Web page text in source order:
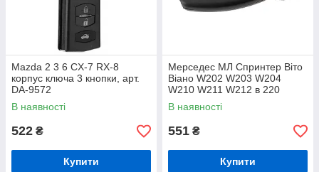
Mazda 2 3 6 CX-7 RX-8
корпус ключа 3 кнопки, арт.
DA-9572
В наявності
522 ₴
Купити
Мерседес МЛ Спринтер Віто
Віано W202 W203 W204
W210 W211 W212 в 220
W221 3 кнопки, арт. DA-11040
В наявності
551 ₴
Купити